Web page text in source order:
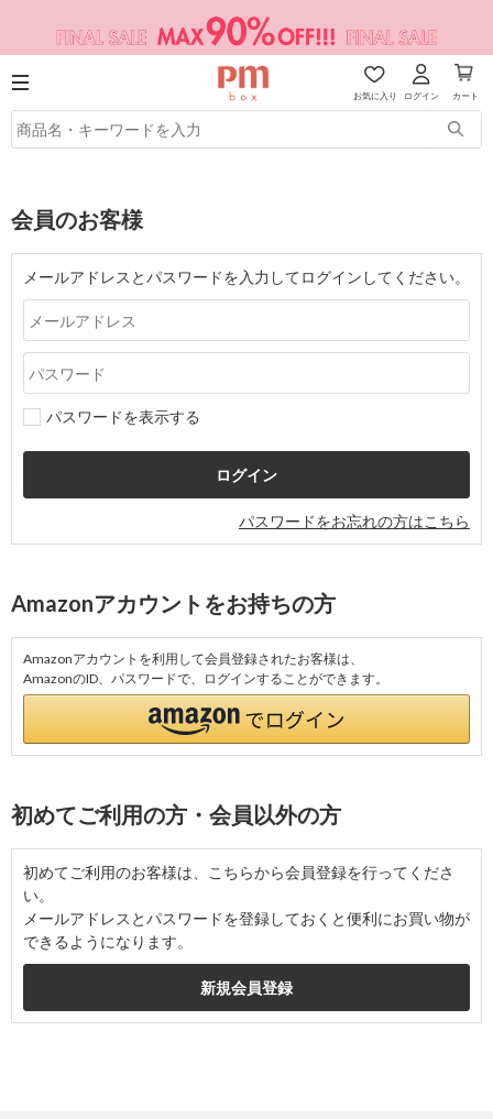
お気に入り ログイン カート
会員のお客様
メールアドレスとパスワードを入力してログインしてください。
パスワードを表示する
パスワードをお忘れの方はこちら
Amazonアカウントをお持ちの方
Amazonアカウントを利用して会員登録されたお客様は、
AmazonのID、パスワードで、ログインすることができます。
初めてご利用の方・会員以外の方
初めてご利用のお客様は、こちらから会員登録を行ってくださ
い。
メールアドレスとパスワードを登録しておくと便利にお買い物が
できるようになります。